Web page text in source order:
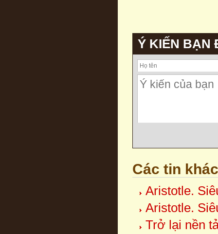
Ý KIẾN BẠN
Các tin khác
Aristotle.
Aristotle.
Trở lại nền